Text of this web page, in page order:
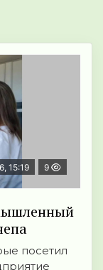
15:19 9
посетил